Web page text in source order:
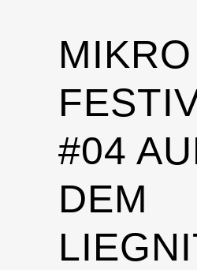
MIKRO
#04
DEM